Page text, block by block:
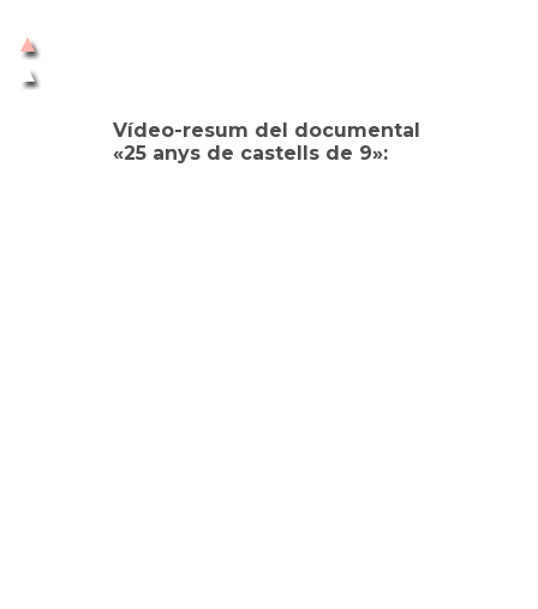
Vídeo-resum del documental
«25 anys de castells de 9»: